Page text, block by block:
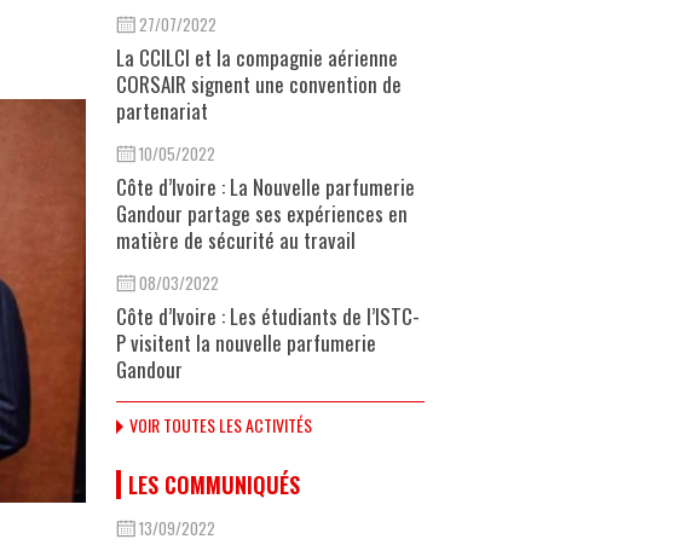
27/07/2022
La CCILCI et la compagnie aérienne
CORSAIR signent une convention de
partenariat
10/05/2022
Côte d’Ivoire : La Nouvelle parfumerie
Gandour partage ses expériences en
matière de sécurité au travail
08/03/2022
Côte d’Ivoire : Les étudiants de l’ISTC-
P visitent la nouvelle parfumerie
Gandour
VOIR TOUTES LES ACTIVITÉS
LES COMMUNIQUÉS
13/09/2022